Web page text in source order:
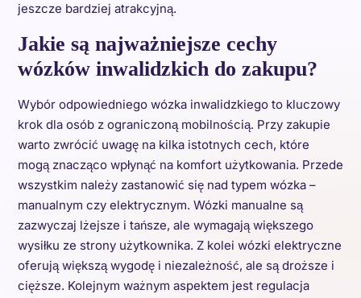
jeszcze bardziej atrakcyjną.
Jakie są najważniejsze cechy
wózków inwalidzkich do zakupu?
Wybór odpowiedniego wózka inwalidzkiego to kluczowy
krok dla osób z ograniczoną mobilnością. Przy zakupie
warto zwrócić uwagę na kilka istotnych cech, które
mogą znacząco wpłynąć na komfort użytkowania. Przede
wszystkim należy zastanowić się nad typem wózka –
manualnym czy elektrycznym. Wózki manualne są
zazwyczaj lżejsze i tańsze, ale wymagają większego
wysiłku ze strony użytkownika. Z kolei wózki elektryczne
oferują większą wygodę i niezależność, ale są droższe i
cięższe. Kolejnym ważnym aspektem jest regulacja